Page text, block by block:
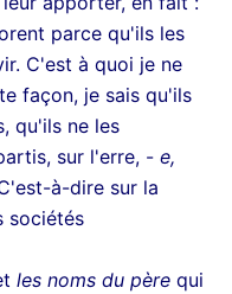
parce qu'ils les
C'est à quoi je ne
façon, je sais qu'ils
qu'ils ne les
sur l'erre, - e,
à-dire sur la
sociétés
les noms du père qui